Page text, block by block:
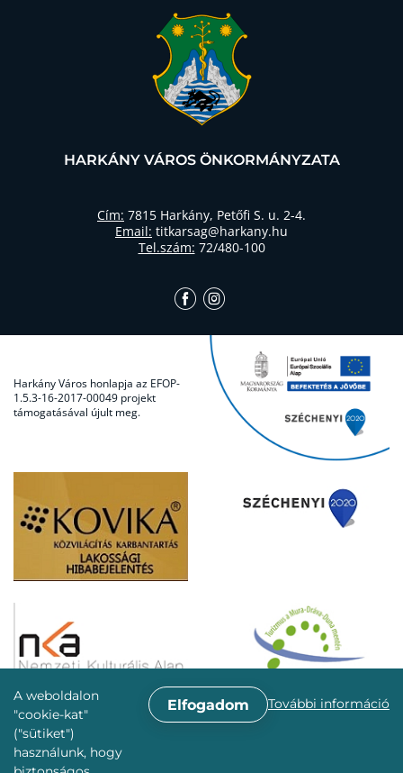
A weboldalon
"cookie-kat"
("sütiket")
használunk, hogy
Elfogadom További információ
HARKÁNY VÁROS ÖNKORMÁNYZATA
Cím: 7815 Harkány, Petőfi S. u. 2-4.
Email: titkarsag@harkany.hu
Tel.szám: 72/480-100
Harkány Város honlapja az EFOP-
1.5.3-16-2017-00049 projekt
támogatásával újult meg.